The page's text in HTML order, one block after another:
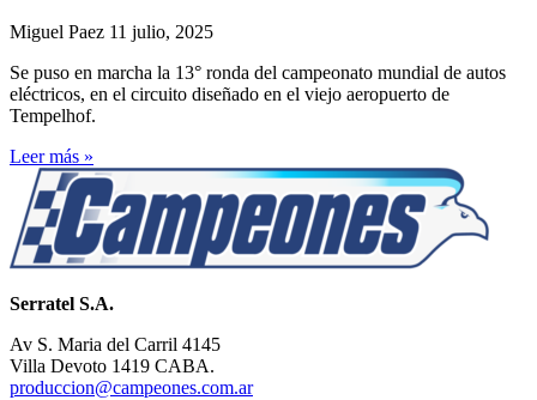
Miguel Paez 11 julio, 2025
Se puso en marcha la 13° ronda del campeonato mundial de autos
eléctricos, en el circuito diseñado en el viejo aeropuerto de
Tempelhof.
Leer más »
Serratel S.A.
Av S. Maria del Carril 4145
Villa Devoto 1419 CABA.
produccion@campeones.com.ar